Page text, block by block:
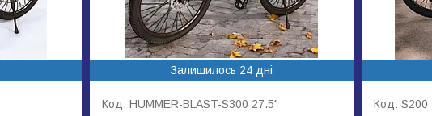
Залишилось 24 дні
HUMMER-BLAST-S300 27.5" S200